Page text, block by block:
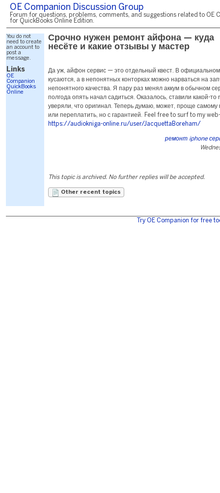
OE Companion Discussion Group
Forum for questions, problems, comments, and suggestions related to OE
for QuickBooks Online Edition.
You do not
need to create
an account to
post a
message.
Links
OE
Companion
QuickBooks
Online
Срочно нужен ремонт айфона — куда
несёте и какие отзывы у мастер
Да уж, айфон сервис — это отдельный квест. В
кусаются, а в непонятных конторках можно нарваться на
непонятного качества. Я пару раз менял аккум в обычном
полгода опять начал садиться. Оказалось, ставили какой-то
уверяли, что оригинал. Теперь думаю, может, проще самому
или переплатить, но с гарантией. Feel free to surf to my
https://audiokniga-online.ru/user/JacquettaBoreham/
ремонт iphone
This topic is archived. No further replies will be accepted.
Other recent topics
Try OE Companion for free